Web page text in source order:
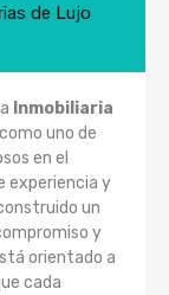
de Lujo
Inmobiliaria
uno de
en el
experiencia y
un
y
orientado a
cada